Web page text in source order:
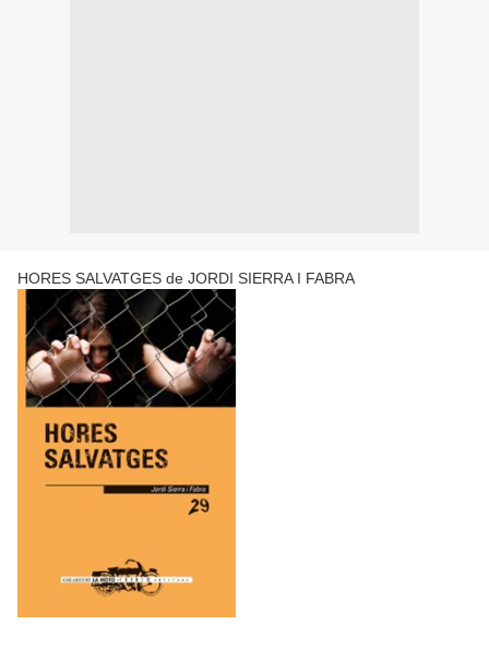
HORES SALVATGES de JORDI SIERRA I FABRA